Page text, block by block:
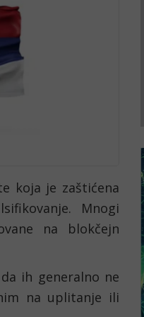
koja je zaštićena
Mnogi
na blokčejn
ih generalno ne
na uplitanje ili